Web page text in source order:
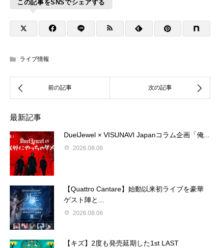
この記事をSNSでシェアする
ライブ情報
最新記事
DuelJewel × VISUNAVI Japanコラム企画「俺...
2026.08.06
【Quattro Cantare】始動以来初ライブを豪華
ゲスト陣と...
2026.08.06
【キズ】2度も発売延期した1st LAST